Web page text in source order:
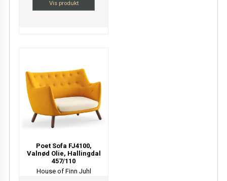
Vis produkt
Poet Sofa FJ4100,
Valnød Olie, Hallingdal
457/110
House of Finn Juhl